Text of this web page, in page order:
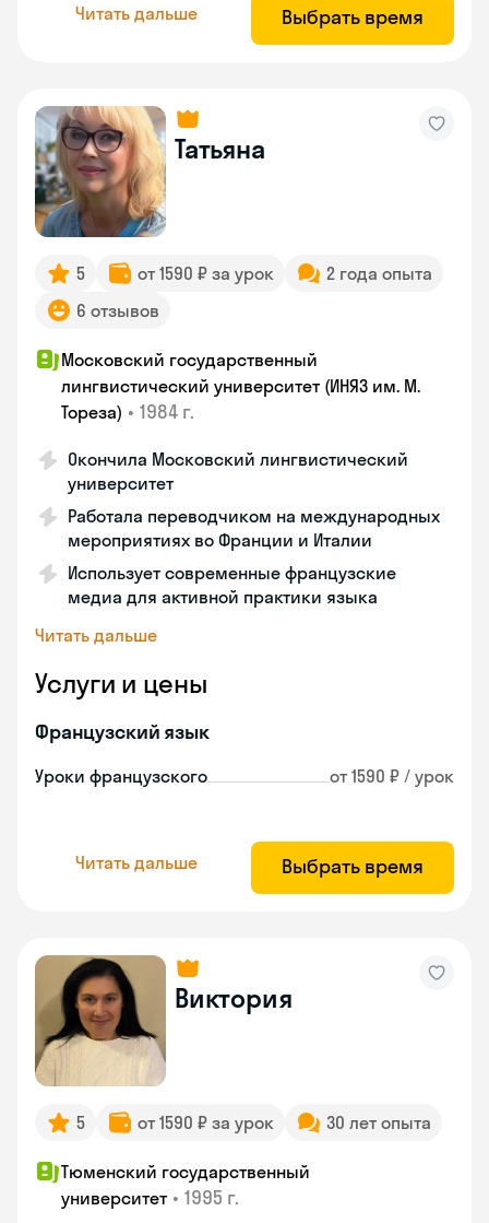
Читать дальше Выбрать время
Татьяна
5 от 1590 ₽ за урок
2 года опыта
6 отзывов
Московский государственный
лингвистический университет (ИНЯЗ им. М.
Тореза) • 1984 г.
Окончила Московский лингвистический
университет
Работала переводчиком на международных
мероприятиях во Франции и Италии
Использует современные французские
медиа для активной практики языка
Читать дальше
Услуги и цены
Французский язык
Уроки французского от 1590 ₽ / урок
Читать дальше Выбрать время
Виктория
5 от 1590 ₽ за урок 30 лет опыта
Тюменский государственный
университет • 1995 г.